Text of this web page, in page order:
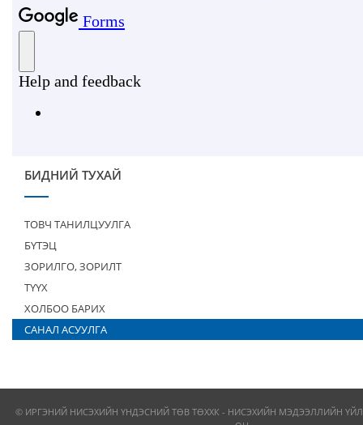
БИДНИЙ ТУХАЙ
ТОВЧ ТАНИЛЦУУЛГА
БҮТЭЦ
ЗОРИЛГО, ЗОРИЛТ
ТҮҮХ
ХОЛБОО БАРИХ
САНАЛ АСУУЛГА
© ИРГЭНИЙ НИСЭХИЙН ҮНДЭСНИЙ ТӨВ ТӨХХК - НИСЭХИЙН МЭДЭЭЛЛИЙН